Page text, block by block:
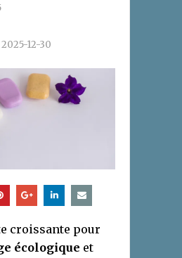
2025-12-30
croissante pour
écologique et